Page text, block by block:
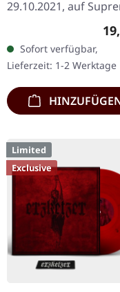
29.10.2021, auf
Chaos Records.
Vinyl. Neuauflage als
hochwertiges Vinyl mit
Original Splatter…
Sofort verfügbar,
Lieferzeit: 1-2 Werktage
Limited
Exclusive